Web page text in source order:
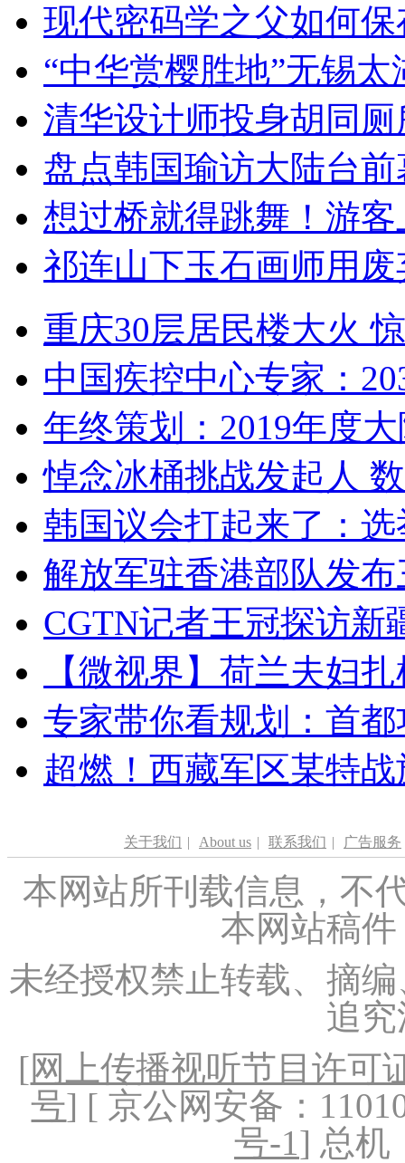
现代密码学之父如何
“中华赏樱胜地”无锡
清华设计师投身胡同
盘点韩国瑜访大陆台
想过桥就得跳舞！游客
祁连山下玉石画师用
重庆30层居民楼大火
中国疾控中心专家：
年终策划：2019年度
悼念冰桶挑战发起人
韩国议会打起来了：
解放军驻香港部队发
CGTN记者王冠探访新
【微视界】荷兰夫妇
专家带你看规划：首
超燃！西藏军区某特
关于我们 | About us | 联系我们 | 广告服务
本网站所刊载信息，不
本网站稿
未经授权禁止转载、摘
追
[网上传播视听节目许可
号] [ 京公网安备：
号-1] 总机